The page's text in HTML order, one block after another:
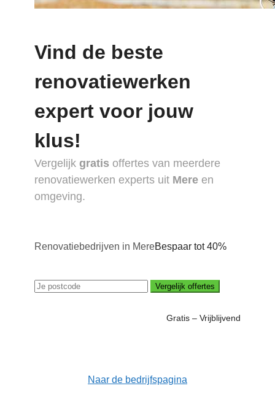
Vind de beste
renovatiewerken
expert voor jouw
klus!
Vergelijk gratis offertes van meerdere
renovatiewerken experts uit Mere en
omgeving.
Renovatiebedrijven in MereBespaar tot 40%
Vergelijk offertes
Gratis – Vrijblijvend
Naar de bedrijfspagina